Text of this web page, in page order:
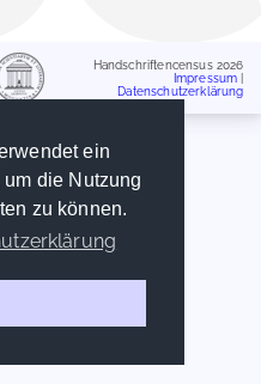
ein
die Nutzung
zu können.
Handschriftencensus 2026
Impressum
Datenschutzerklärung